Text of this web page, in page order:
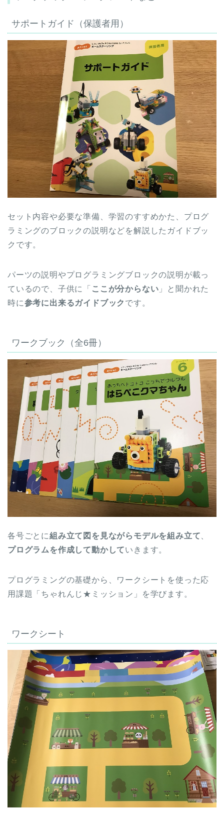
サポートガイド（保護者用）
セット内容や必要な準備、学習のすすめかた、プログ
ラミングのブロックの説明などを解説したガイドブッ
クです。
パーツの説明やプログラミングブロックの説明が載っ
ているので、子供に「 ここが分からない 」と聞かれた
時に参考に出来るガイドブック です。
ワークブック（全6冊）
各号ごとに組み立て図を見ながらモデルを組み立て
プログラムを作成して動かしていきます。
プログラミングの基礎から、ワークシートを使った応
用課題「ちゃれんじ★ミッション」を学びます。
ワークシート